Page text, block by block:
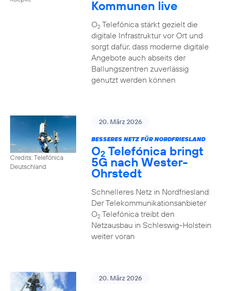
Kommunen live
O2Telefónica stärkt gezielt die
digitale Infrastruktur vor Ort und
sorgt dafür, dass moderne digitale
Angebote auch abseits der
Ballungszentren zuverlässig
genutzt werden können
Credits: Telefónica
Deutschland
20. März 2026
BESSERES NETZ FÜR NORDFRIESLAND
O2 Telefónica bringt
5G nach Wester-
Ohrstedt
Schnelleres Netz in Nordfriesland:
Der Telekommunikationsanbieter
O2Telefónica treibt den
Netzausbau in Schleswig-Holstein
weiter voran
20. März 2026